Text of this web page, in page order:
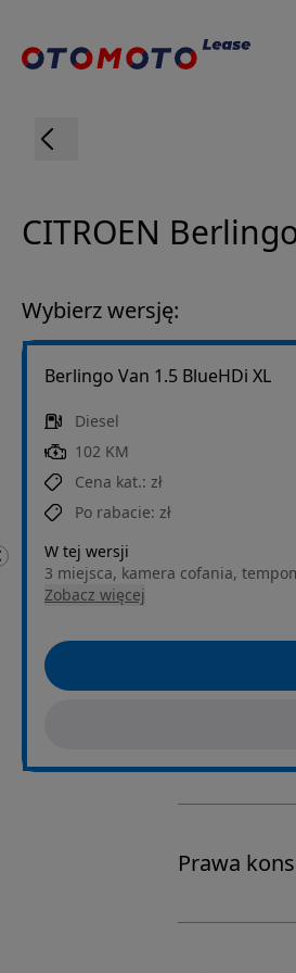
CITROEN
Wybierz wersję:
Berlingo Van 1.5 BlueHDi XL
Diesel
102 KM
Cena kat.: zł
Po rabacie: zł
W tej wersji
3 miejsca, kamera cofania,
Zobacz więcej
Prawa